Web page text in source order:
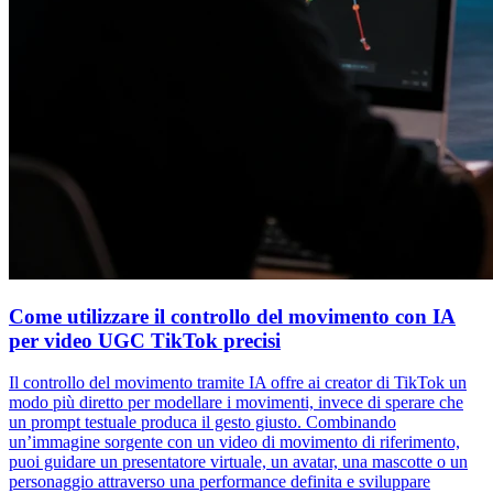
Come utilizzare il controllo del movimento con IA
per video UGC TikTok precisi
Il controllo del movimento tramite IA offre ai creator di TikTok un
modo più diretto per modellare i movimenti, invece di sperare che
un prompt testuale produca il gesto giusto. Combinando
un’immagine sorgente con un video di movimento di riferimento,
puoi guidare un presentatore virtuale, un avatar, una mascotte o un
personaggio attraverso una performance definita e sviluppare